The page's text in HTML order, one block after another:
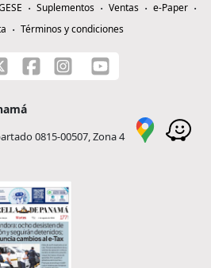
Suplementos Ventas
e-Paper
Términos y condiciones
0815-00507, Zona 4